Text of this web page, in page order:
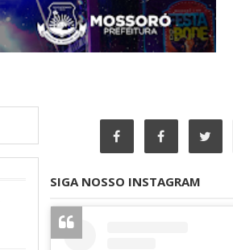
SIGA NOSSO INSTAGRAM